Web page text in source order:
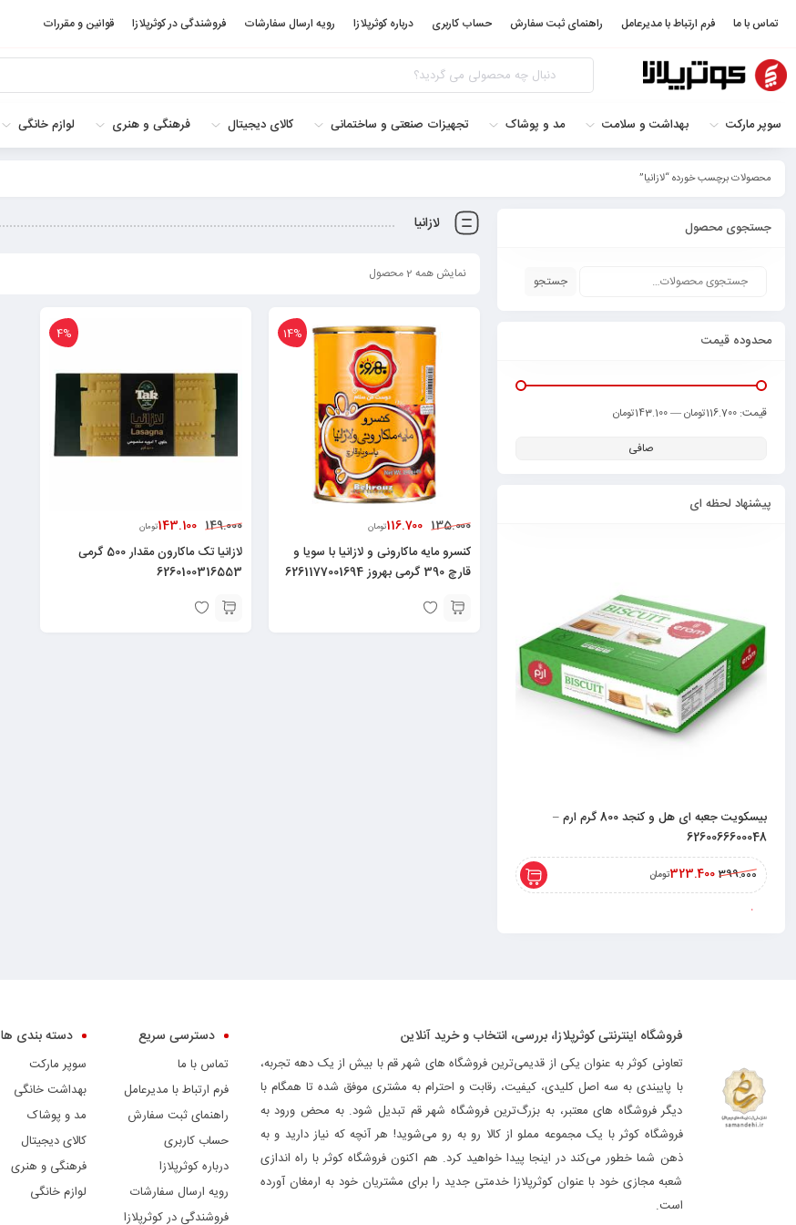
تماس با ما فرم ارتباط با مدیرعامل راهنمای ثبت سفارش حساب کاربری درباره کوثرپلازا رویه ارسال سفارشات فروشندگی در کوثرپلازا قوانین و مقررات
سوپر مارکت بهداشت و سلامت مد و پوشاک تجهیزات صنعتی و ساختمانی کالای دیجیتال فرهنگی و هنری لوازم خانگی
محصولات برچسب خورده “لازانیا”
لازانیا
نمایش همه 2 محصول
14%
135.000
116.700تومان
کنسرو مایه ماکارونی و لازانیا با سویا و
قارچ 390 گرمی بهروز 6261177001694
4%
149.000
143.100تومان
لازانیا تک ماکارون مقدار 500 گرمی
6260100316553
جستجوی محصول
جستجو
محدوده قیمت
صافی
قيمت: 116.700تومان —143.100تومان
پیشنهاد لحظه ای
بیسکویت جعبه ای هل و کنجد 800 گرم ارم –
6260066600048
399.000
323.400تومان
فروشگاه اینترنتی کوثرپلازا، بررسی، انتخاب و خرید آنلاین
تعاونی کوثر به عنوان یکی از قدیمی‌ترین فروشگاه های شهر قم با بیش از یک دهه تجربه،
با پایبندی به سه اصل کلیدی، کیفیت، رقابت و احترام به مشتری موفق شده تا همگام با
دیگر فروشگاه های معتبر، به بزرگ‌ترین فروشگاه شهر قم تبدیل شود. به محض ورود به
فروشگاه کوثر با یک مجموعه مملو از کالا رو به رو می‌شوید! هر آنچه که نیاز دارید و به
ذهن شما خطور می‌کند در اینجا پیدا خواهید کرد. هم اکنون فروشگاه کوثر با راه اندازی
شعبه مجازی خود با عنوان کوثرپلازا خدمتی جدید را برای مشتریان خود به ارمغان آورده
است.
دسترسی سریع
تماس با ما
فرم ارتباط با مدیرعامل
راهنمای ثبت سفارش
حساب کاربری
درباره کوثرپلازا
رویه ارسال سفارشات
فروشندگی در کوثرپلازا
دسته بندی ها
سوپر مارکت
بهداشت خانگی
مد و پوشاک
کالای دیجیتال
فرهنگی و هنری
لوازم خانگی